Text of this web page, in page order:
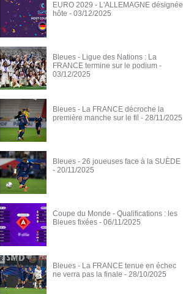
EURO 2029 - L'ALLEMAGNE désignée
hôte - 03/12/2025
Bleues - Ligue des Nations : La
FRANCE termine sur le podium -
03/12/2025
Bleues - La FRANCE décroche la
première manche sur le fil - 28/11/2025
Bleues - 26 joueuses face à la SUÈDE
- 20/11/2025
Coupe du Monde - Qualifications : les
Bleues fixées - 06/11/2025
Bleues - La FRANCE tenue en échec
ne verra pas la finale - 28/10/2025